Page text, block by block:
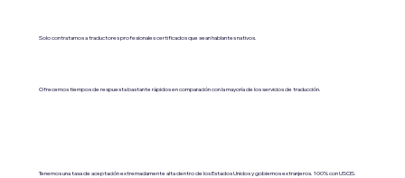
Solo contratamos a traductores profesionales certificados que sean hablantes nativos.
Ofrecemos tiempos de respuesta bastante rápidos en comparación con la mayoría de los servicios de traducción.
Tenemos una tasa de aceptación extremadamente alta dentro de los Estados Unidos y gobiernos extranjeros. 100% con USCIS.